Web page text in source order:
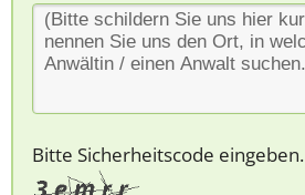
Bitte Sicherheitscode eingeben.